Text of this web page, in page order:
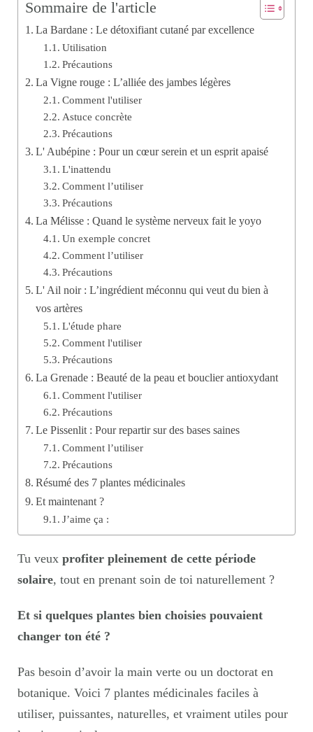
Sommaire de l'article
La Bardane : Le détoxifiant cutané par excellence
Utilisation
Précautions
La Vigne rouge : L’alliée des jambes légères
Comment l'utiliser
Astuce concrète
Précautions
L' Aubépine : Pour un cœur serein et un esprit apaisé
L'inattendu
Comment l’utiliser
Précautions
La Mélisse : Quand le système nerveux fait le yoyo
Un exemple concret
Comment l’utiliser
Précautions
L' Ail noir : L’ingrédient méconnu qui veut du bien à
vos artères
L'étude phare
Comment l'utiliser
Précautions
La Grenade : Beauté de la peau et bouclier antioxydant
Comment l'utiliser
Précautions
Le Pissenlit : Pour repartir sur des bases saines
Comment l’utiliser
Précautions
Résumé des 7 plantes médicinales
Et maintenant ?
J’aime ça :
Tu veux profiter pleinement de cette période
solaire, tout en prenant soin de toi naturellement ?
Et si quelques plantes bien choisies pouvaient
changer ton été ?
Pas besoin d’avoir la main verte ou un doctorat en
botanique. Voici 7 plantes médicinales faciles à
utiliser, puissantes, naturelles, et vraiment utiles pour